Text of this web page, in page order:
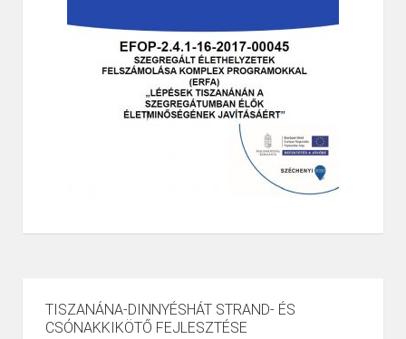
TISZANÁNA-DINNYÉSHÁT STRAND- ÉS
CSÓNAKKIKÖTŐ FEJLESZTÉSE